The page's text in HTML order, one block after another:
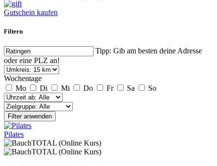
Gutschein kaufen
Filtern
Tipp: Gib am besten deine Adresse
oder eine PLZ an!
Wochentage
Mo
Di Mi Do Fr Sa So
Filter anwenden
Pilates